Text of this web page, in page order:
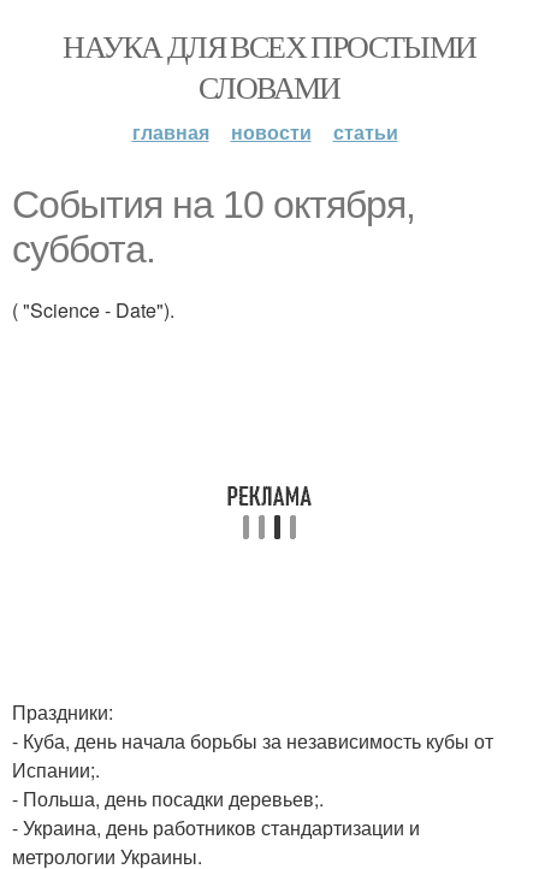
НАУКА ДЛЯ ВСЕХ ПРОСТЫМИ
СЛОВАМИ
главная новости статьи
События на 10 октября,
суббота.
( "Science - Date").
Праздники:
- Куба, день начала борьбы за независимость кубы от
Испании;.
- Польша, день посадки деревьев;.
- Украина, день работников стандартизации и
метрологии Украины.